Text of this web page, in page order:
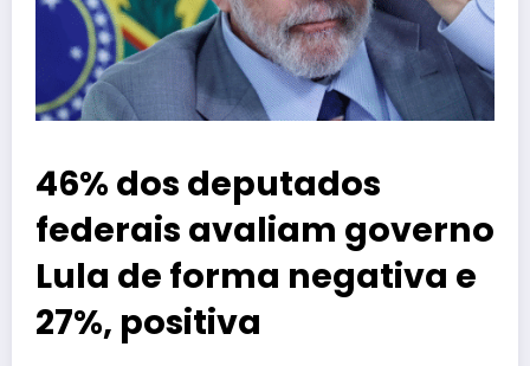
46% dos deputados
federais avaliam governo
Lula de forma negativa e
27%, positiva